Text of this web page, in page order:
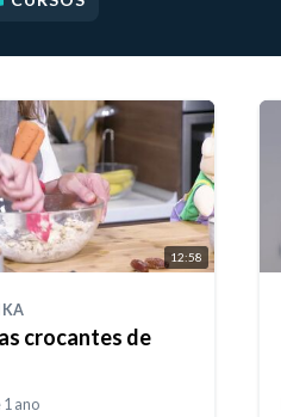
12:58
crocantes de
1 ano